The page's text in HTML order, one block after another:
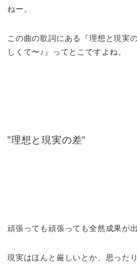
ねー。
この曲の歌詞にある『理想と現実
しくて〜♪』ってとこですよね。
”理想と現実の差”
頑張っても頑張っても全然成果が
現実はほんと厳しいとか、思った